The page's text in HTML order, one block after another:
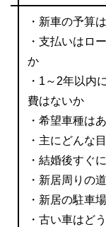
・新車の予算
・支払いはロ
か
・1～2年以内
費はないか
・希望車種は
・主にどんな
・結婚後すぐ
・新居周りの
・新居の駐車
・古い車はど